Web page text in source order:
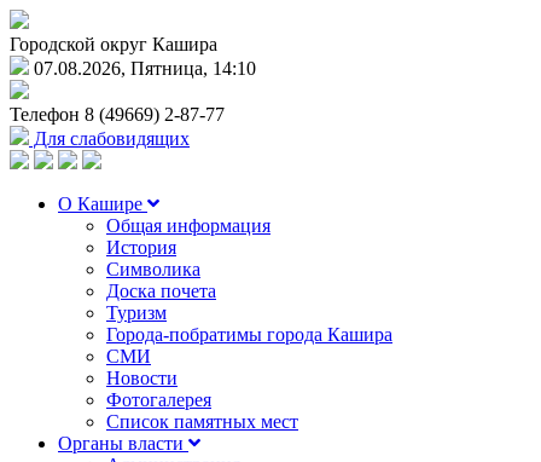
Городской округ Кашира
07.08.2026, Пятница, 14:10
Телефон 8 (49669) 2-87-77
Для слабовидящих
О Кашире
Общая информация
История
Символика
Доска почета
Туризм
Города-побратимы города Кашира
СМИ
Новости
Фотогалерея
Список памятных мест
Органы власти